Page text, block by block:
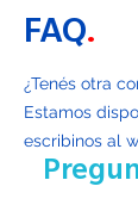
FAQ.
¿Tenés otra
Estamos
escribinos al